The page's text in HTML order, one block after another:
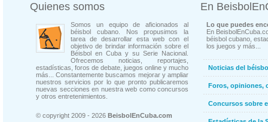
Quienes somos
Somos un equipo de aficionados al
béisbol cubano. Nos propusimos la
tarea de desarrollar esta web con el
objetivo de brindar información sobre el
Béisbol en Cuba y su Serie Nacional.
Ofrecemos noticias, reportajes,
estadísticas, foros de debate, juegos online y mucho
más... Constantemente buscamos mejorar y ampliar
nuestros servicios por lo que pronto publicaremos
nuevas secciones en nuestra web como concursos
y otros entretenimientos.
© copyright 2009 - 2026 BeisbolEnCuba.com
En
Lo que puedes
En
béisbol cubano,
los juegos y más...
Noticias del
Foros, opiniones,
Concursos sobre